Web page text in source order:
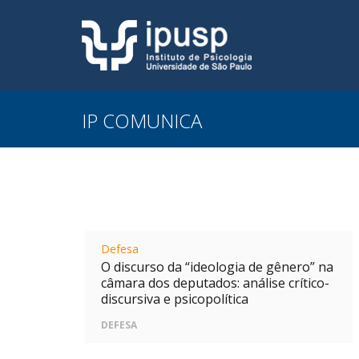
IP COMUNICA
Defesa
O discurso da “ideologia de gênero” na
câmara dos deputados: análise crítico-
discursiva e psicopolítica
DEFESA